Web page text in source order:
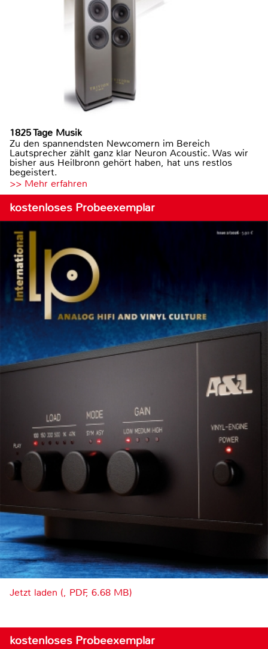
1825 Tage Musik
Zu den spannendsten Newcomern im Bereich
Lautsprecher zählt ganz klar Neuron Acoustic. Was wir
bisher aus Heilbronn gehört haben, hat uns restlos
begeistert.
>> Mehr erfahren
kostenloses Probeexemplar
Jetzt laden (, PDF, 6.68 MB)
kostenloses Probeexemplar